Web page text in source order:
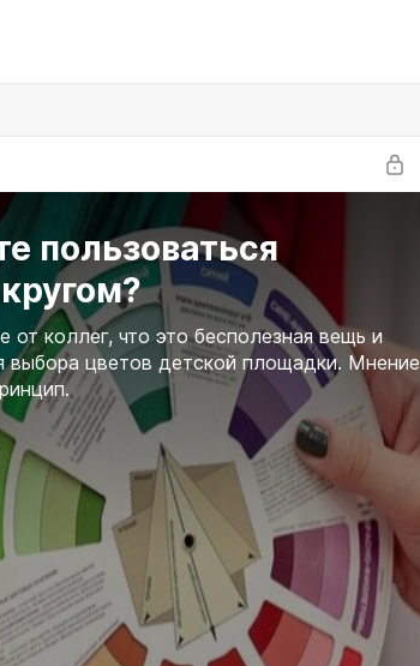
пользоваться
коллег, что это бесполезная вещь и
выбора цветов детской площадки. Мнение